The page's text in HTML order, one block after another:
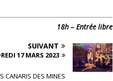
18h – Entrée libre
SUIVANT
17 MARS 2023
CANARIS DES MINES